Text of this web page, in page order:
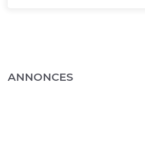
ANNONCES